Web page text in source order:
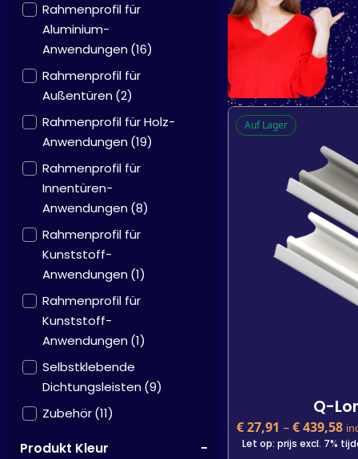
Rahmenprofil für
Aluminium-
Anwendungen (16)
Rahmenprofil für
Außentüren (2)
Rahmenprofil für Holz-
Anwendungen (19)
Rahmenprofil für
Innentüren-
Anwendungen (8)
Rahmenprofil für
Kunststoff-
Anwendungen (1)
Rahmenprofil für
Kunststoff-
Anwendungen (1)
Selbstklebende
Dichtungsleisten (9)
Zubehör(11)
Produkt Kleur -
Auf Lager
Q-
€27,91 –€439,58
Let op: prijs excl. 7%